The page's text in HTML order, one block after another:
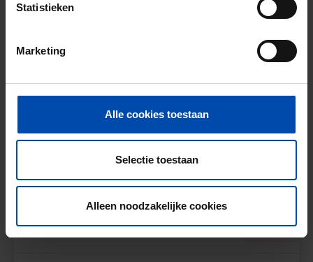
Statistieken
Marketing
Alle cookies toestaan
Selectie toestaan
Alleen noodzakelijke cookies
Overzicht huurprijzen & aanbod in
Schiedam (Q3-2025)
Type huuraanbod Schiedam €/m2 Verschil
Alle types 26,83 +14,65%
Sociale huur** 37,70 +5,25%
Middenhuur 23,67 +18,69%